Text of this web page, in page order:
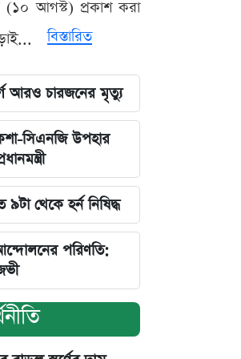
(১০ আগস্ট) প্রকাশ করা
বিস্তারিত
আরও চারজনের মৃত্যু
সিএনজি উপহার
থেকে হর্ন নিষিদ্ধ
পরিণতি: